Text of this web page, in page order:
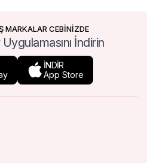
MARKALAR CEBİNİZDE
İndirin
İNDİR
App Store